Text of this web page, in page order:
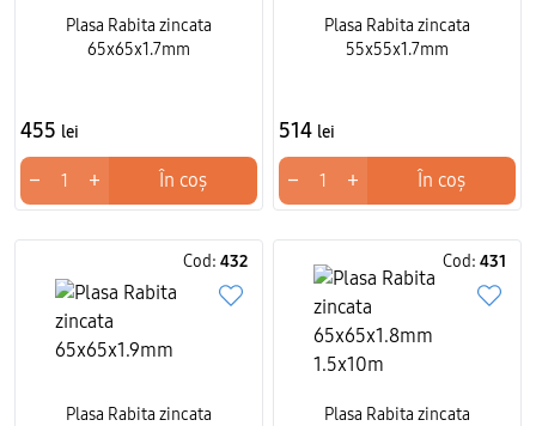
Plasa Rabita zincata
65x65x1.7mm
455 lei
− + În coș
Plasa Rabita zincata
55x55x1.7mm
514 lei
− + În coș
Cod: 432
Plasa Rabita zincata
Cod: 431
Plasa Rabita zincata